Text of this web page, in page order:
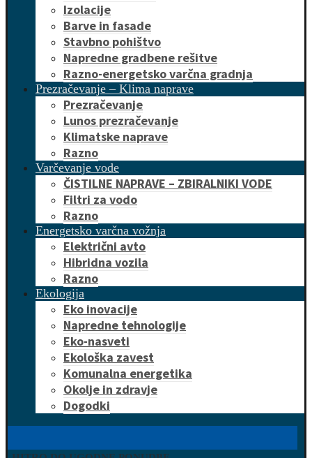
Izolacije
Barve in fasade
Stavbno pohištvo
Napredne gradbene rešitve
Razno-energetsko varčna gradnja
Prezračevanje – Klima naprave
Prezračevanje
Lunos prezračevanje
Klimatske naprave
Razno
Varčevanje vode
ČISTILNE NAPRAVE – ZBIRALNIKI VODE
Filtri za vodo
Razno
Energetsko varčna vožnja
Električni avto
Hibridna vozila
Razno
Ekologija
Eko inovacije
Napredne tehnologije
Eko-nasveti
Ekološka zavest
Komunalna energetika
Okolje in zdravje
Dogodki